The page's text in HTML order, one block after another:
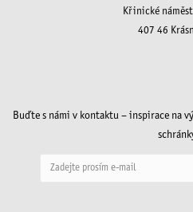
Křinické
407 46
Buďte s námi v kontaktu – inspirace na